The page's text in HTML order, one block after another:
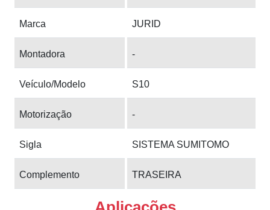
Marca JURID
Montadora -
Veículo/Modelo S10
Motorização -
Sigla SISTEMA SUMITOMO
Complemento TRASEIRA